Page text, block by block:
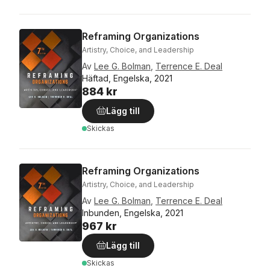
Reframing Organizations
Artistry, Choice, and Leadership
Av Lee G. Bolman Terrence E. Deal
Häftad, Engelska, 2021
884 kr
Lägg till
Skickas
Reframing Organizations
Artistry, Choice, and Leadership
Av Lee G. Bolman Terrence E. Deal
Inbunden, Engelska, 2021
967 kr
Lägg till
Skickas